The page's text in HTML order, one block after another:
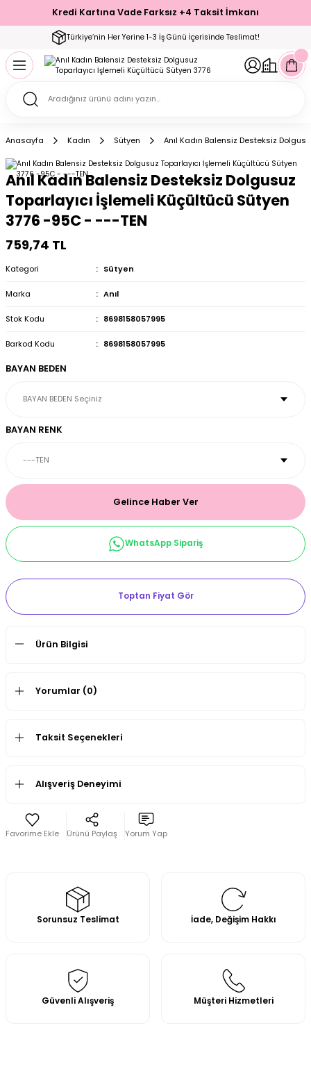
Kredi Kartına Vade Farksız +4 Taksit İmkanı
Türkiye’nin Her Yerine 1-3 İş Günü İçerisinde Teslimat!
Geri Dön
Geri Dön
Geri Dön
Geri Dön
Geri Dön
Geri Dön
Geri Dön
Çorap
Geri Dön
Geri Dön
Anasayfa Kadın Sütyen Anıl Kadın Balensiz Desteksiz
Anıl Kadın Balensiz Desteksiz Dolgusuz
Toparlayıcı İşlemeli Küçültücü Sütyen
3776 -95C - ---TEN
759,74 TL
Kategori Sütyen
Marka Anıl
Stok Kodu 8698158057995
Barkod Kodu 8698158057995
BAYAN BEDEN
BAYAN RENK
Gelince Haber Ver
WhatsApp Sipariş
Toptan Fiyat Gör
Ürün Bilgisi
Yorumlar (0)
Taksit Seçenekleri
Alışveriş Deneyimi
Ürünü Paylaş Yorum Yap
Sorunsuz Teslimat İade, Değişim Hakkı
Güvenli Alışveriş Müşteri Hizmetleri